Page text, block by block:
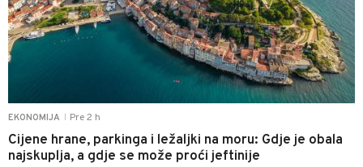
EKONOMIJA Pre 2 h
Cijene hrane, parkinga i ležaljki na moru: Gdje je obala
najskuplja, a gdje se može proći jeftinije